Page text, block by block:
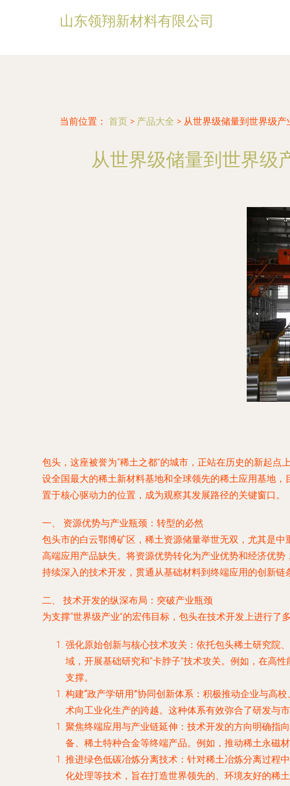
山东领翔新材料有限公司
当前位置： 首页 > 产品大全 > 从世界级储量到世界级
从世界级储量到世界级
包头，这座被誉为“稀土之都”的城市，正站在历史的新起
设全国最大的稀土新材料基地和全球领先的稀土应用基地，
置于核心驱动力的位置，成为观察其发展路径的关键窗口。
一、 资源优势与产业瓶颈：转型的必然
包头市的白云鄂博矿区，稀土资源储量举世无双，尤其是中
高端应用产品缺失。将资源优势转化为产业优势和经济优
持续深入的技术开发，贯通从基础材料到终端应用的创新链
二、 技术开发的纵深布局：突破产业瓶颈
为支撑“世界级产业”的宏伟目标，包头在技术开发上进行了
强化原始创新与核心技术攻关 ：依托包头稀土研究院
域，开展基础研究和“卡脖子”技术攻关。例如，在高
支撑。
构建“政产学研用”协同创新体系 ：积极推动企业与高
术向工业化生产的跨越。这种体系有效弥合了研发与
聚焦终端应用与产业链延伸 ：技术开发的方向明确指
备、稀土特种合金等终端产品。例如，推动稀土永磁
推进绿色低碳冶炼分离技术 ：针对稀土冶炼分离过程
化处理等技术，旨在打造世界领先的、环境友好的稀